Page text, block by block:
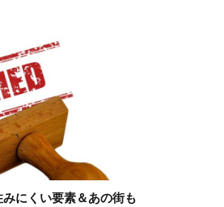
にくい要素＆あの街も